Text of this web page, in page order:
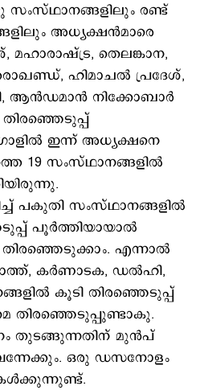
സംസ്ഥാനങ്ങളിലും രണ്ട്
അധ്യക്ഷന്‍മാരെ
മഹാരാഷ്ട്ര, തെലങ്കാന,
ഹിമാചല്‍ പ്രദേശ്,
ആന്‍ഡമാന്‍ നിക്കോബാര്‍
ഇന്ന് അധ്യക്ഷനെ
19 സംസ്ഥാനങ്ങളില്‍
പകുതി സംസ്ഥാനങ്ങളില്‍
പൂര്‍ത്തിയായാല്‍
എന്നാല്‍
കര്‍ണാടക, ഡല്‍ഹി,
കൂടി തിരഞ്ഞെടുപ്പ്
തിരഞ്ഞെടുപ്പുണ്ടാകു.
തുടങ്ങുന്നതിന് മുന്‍പ്
ഒരു ഡസനോളം